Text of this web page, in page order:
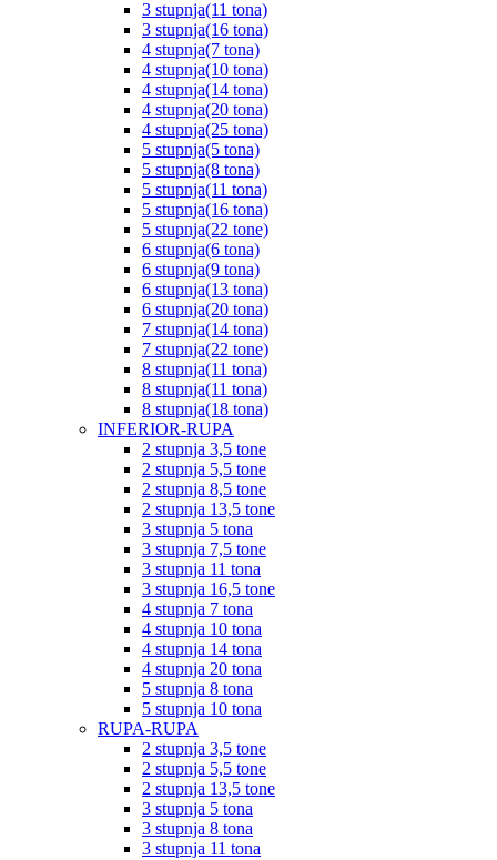
3 stupnja(11 tona)
3 stupnja(16 tona)
4 stupnja(7 tona)
4 stupnja(10 tona)
4 stupnja(14 tona)
4 stupnja(20 tona)
4 stupnja(25 tona)
5 stupnja(5 tona)
5 stupnja(8 tona)
5 stupnja(11 tona)
5 stupnja(16 tona)
5 stupnja(22 tone)
6 stupnja(6 tona)
6 stupnja(9 tona)
6 stupnja(13 tona)
6 stupnja(20 tona)
7 stupnja(14 tona)
7 stupnja(22 tone)
8 stupnja(11 tona)
8 stupnja(11 tona)
8 stupnja(18 tona)
INFERIOR-RUPA
2 stupnja 3,5 tone
2 stupnja 5,5 tone
2 stupnja 8,5 tone
2 stupnja 13,5 tone
3 stupnja 5 tona
3 stupnja 7,5 tone
3 stupnja 11 tona
3 stupnja 16,5 tone
4 stupnja 7 tona
4 stupnja 10 tona
4 stupnja 14 tona
4 stupnja 20 tona
5 stupnja 8 tona
5 stupnja 10 tona
RUPA-RUPA
2 stupnja 3,5 tone
2 stupnja 5,5 tone
2 stupnja 13,5 tone
3 stupnja 5 tona
3 stupnja 8 tona
3 stupnja 11 tona